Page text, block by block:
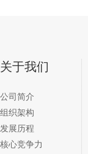
关于我们
公司简介
组织架构
发展历程
核心竞争力